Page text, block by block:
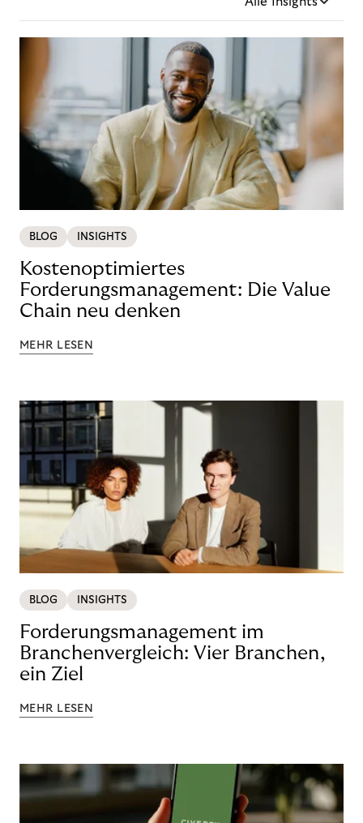
BLOG INSIGHTS
Kostenoptimiertes
Forderungsmanagement: Die Value
Chain neu denken
MEHR LESEN
BLOG INSIGHTS
Forderungsmanagement im
Branchenvergleich: Vier Branchen,
ein Ziel
MEHR LESEN